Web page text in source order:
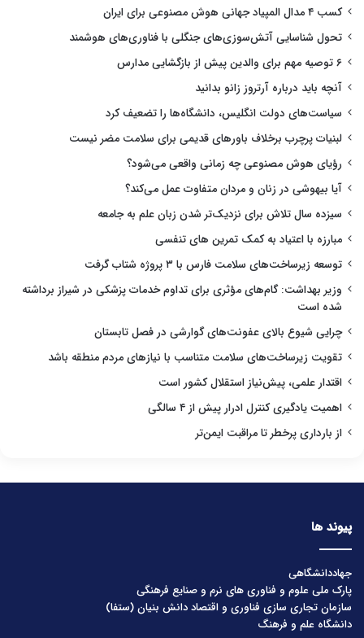
کسب ۴ مدال المپیاد جهانی هوش مصنوعی برای ایران
تحول شناسایی آتش‌سوزی‌های جنگلی با فناوری‌های هوشمند
۶ توصیه مهم برای والدین پیش از بازگشایی مدارس
آنچه باید درباره آرتروز زانو بدانید
سیاست‌های دولت انگلیس، دانشگاه‌ها را تضعیف کرد
لبنیات پرچرب برخلاف باورهای قدیمی برای سلامت مضر نیست
رؤیای هوش مصنوعی چه زمانی واقعی می‌شود؟
آیا بیهوشی در زنان و مردان متفاوت عمل می‌کند؟
سیزده سال تلاش برای نزدیک‌تر شدن زبان علم به جامعه
مبارزه با اعتیاد به کمک تمرین های تنفسی
توسعه زیرساخت‌های سلامت فارس با ۳ پروژه شتاب گرفت
وزیر بهداشت: گام‌های مؤثری برای تداوم خدمات پزشکی در شیراز برداشته
شده است
چرایی شیوع بالای عفونت‌های گوارشی در فصل تابستان
تقویت زیرساخت‌های سلامت متناسب با نیازهای مردم منطقه باشد
اقتدار علمی، پیش‌نیاز استقلال کشور است
اهمیت یادگیری کنترل ادرار پیش از ۴ سالگی
از بارداری پرخطر تا مراقبت ایمن‌تر
پیوند ها
جهاددانشگاهی
پارک ملی علوم و فناوری های نرم و صنایع فرهنگی
سازمان تجاری سازی فناوری و اقتصاد دانش بنیان (ستفا)
دانشگاه علم و فرهنگ